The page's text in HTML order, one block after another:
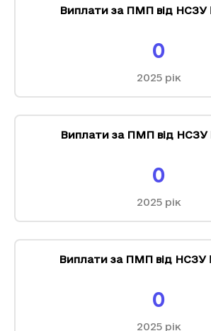
Виплати за ПМП від
0
2025рік
Виплати за ПМП від НСЗУ
0
2025рік
Виплати за ПМП від
0
2025рік